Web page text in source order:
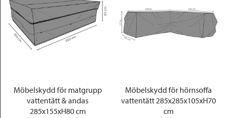
Möbelskydd för matgrupp
vattentätt & andas
285x155xH80 cm
Möbelskydd för hörnsoffa
vattentätt 285x285x105xH70
cm